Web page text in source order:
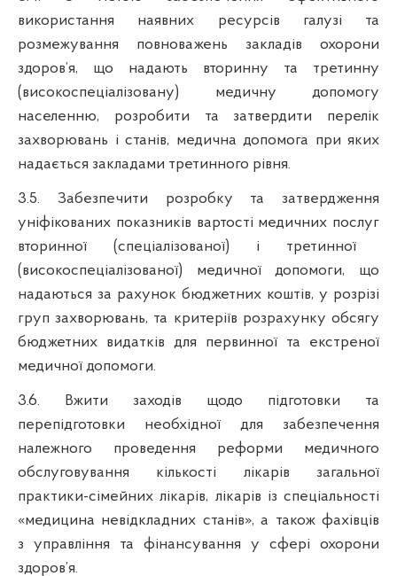
використання наявних ресурсів галузі та
розмежування повноважень закладів охорони
здоров’я, що надають вторинну та третинну
(високоспеціалізовану) медичну допомогу
населенню, розробити та затвердити перелік
захворювань і станів, медична допомога при яких
надається закладами третинного рівня.
3.5. Забезпечити розробку та затвердження
уніфікованих показників вартості медичних послуг
вторинної (спеціалізованої) і третинної
(високоспеціалізованої) медичної допомоги, що
надаються за рахунок бюджетних коштів, у розрізі
груп захворювань, та критеріїв розрахунку обсягу
бюджетних видатків для первинної та екстреної
медичної допомоги.
3.6. Вжити заходів щодо підготовки та
перепідготовки необхідної для забезпечення
належного проведення реформи медичного
обслуговування кількості лікарів загальної
практики-сімейних лікарів, лікарів із спеціальності
«медицина невідкладних станів», а також фахівців
з управління та фінансування у сфері охорони
здоров’я.